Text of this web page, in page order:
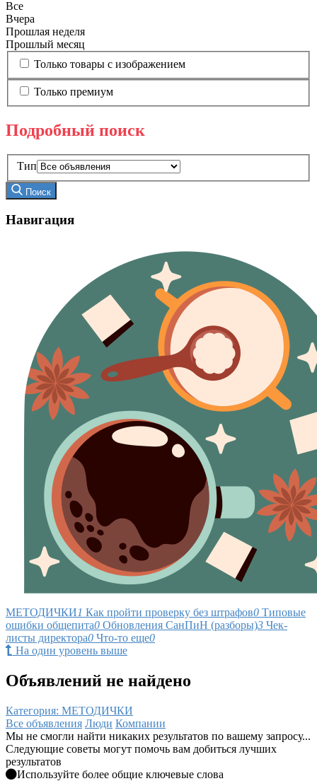
Все
Вчера
Прошлая неделя
Прошлый месяц
Только товары с изображением
Только премиум
Подробный поиск
Тип
Поиск
Навигация
МЕТОДИЧКИ1 Как пройти проверку без штрафов0 Типовые
ошибки общепита0 Обновления СанПиН (разборы)3 Чек-
листы директора0 Что-то еще0
На один уровень выше
Объявлений не найдено
Категория: МЕТОДИЧКИ
Все объявления Люди Компании
Мы не смогли найти никаких результатов по вашему запросу...
Следующие советы могут помочь вам добиться лучших
результатов
Используйте более общие ключевые слова